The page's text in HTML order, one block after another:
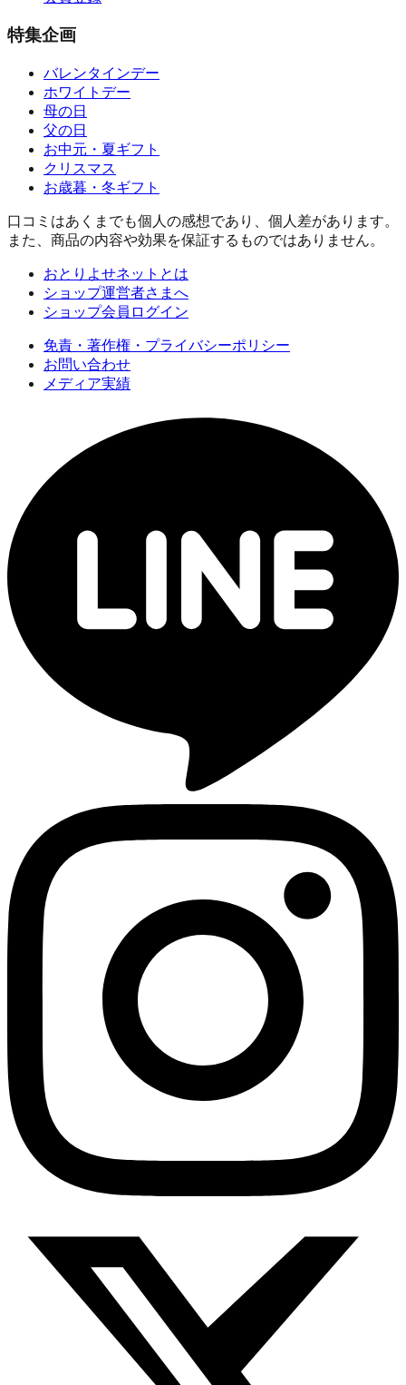
特集企画
バレンタインデー
ホワイトデー
母の日
父の日
お中元・夏ギフト
クリスマス
お歳暮・冬ギフト
口コミはあくまでも個人の感想であり、個人差があります。
また、商品の内容や効果を保証するものではありません。
おとりよせネットとは
ショップ運営者さまへ
ショップ会員ログイン
免責・著作権・プライバシーポリシー
お問い合わせ
メディア実績